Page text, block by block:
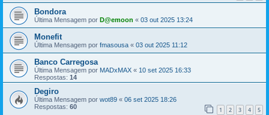
Bondora
Última Mensagem por D@emoon « 03 out 2025 13:24
Monefit
Última Mensagem por fmasousa « 03 out 2025 11:12
Banco Carregosa
Última Mensagem por MADxMAX « 10 set 2025 16:33
Respostas: 14
Degiro
Última Mensagem por wot89 « 06 set 2025 18:26
Respostas: 60 1 2 3 4 5